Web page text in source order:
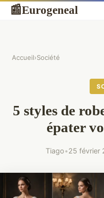
📰Eurogeneal
Accueil›Société
5 styles de
épater
Tiago•25 février